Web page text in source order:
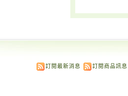
訂閱最新消息 訂閱商品訊息